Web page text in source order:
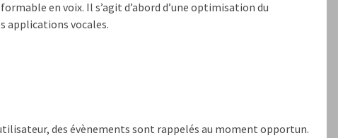
en voix. Il s’agit d’abord d’une optimisation du
applications vocales.
des évènements sont rappelés au moment opportun.